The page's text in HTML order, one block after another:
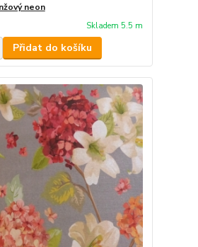
neon
Skladem 5.5 m
Přidat do košíku